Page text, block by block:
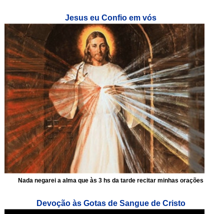
Jesus eu Confio em vós
Nada negarei a alma que às 3 hs da tarde recitar minhas orações
Devoção às Gotas de Sangue de Cristo